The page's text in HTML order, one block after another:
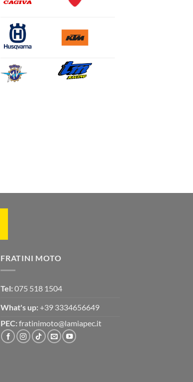
FRATINI MOTO
Tel: 075 518 1504
What's up: +39 3334656649
PEC: fratinimoto@lamiapec.it